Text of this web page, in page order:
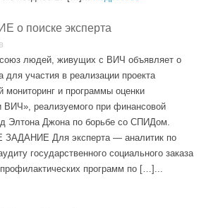
о поиске эксперта
союз людей, живущих с ВИЧ объявляет о
для участия в реализации проекта
и программы оценки
ВИЧ», реализуемого при финансовой
Элтона Джона по борьбе со СПИДом.
Для эксперта — аналитик по
государственного социального заказа
программ по […]...